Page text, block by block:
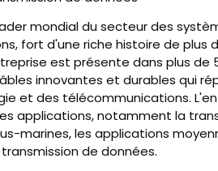
mondial du secteur des
fort d'une riche histoire de plus
est présente dans plus de
innovantes et durables qui
et des télécommunications.
applications, notamment la
marines, les applications
de données.